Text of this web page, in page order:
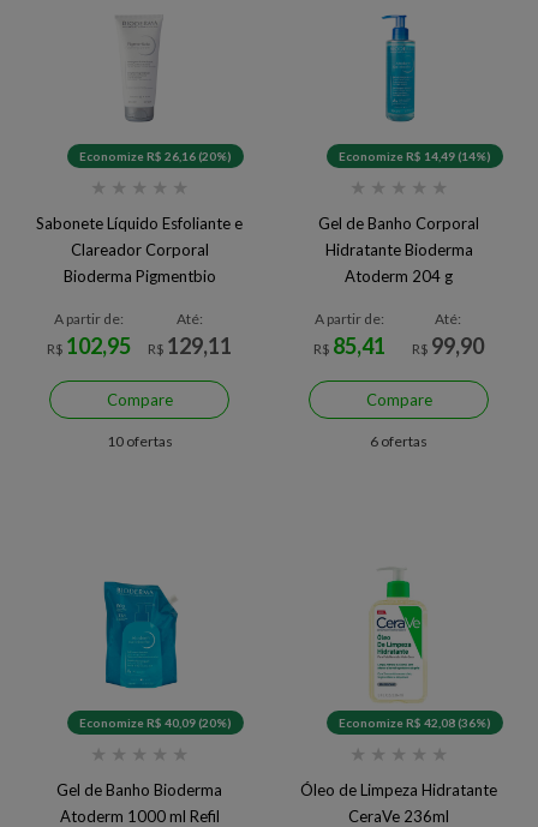
Economize R$ 26,16 (20%)
★ ★ ★ ★ ★
Sabonete Líquido Esfoliante e
Clareador Corporal
Bioderma Pigmentbio
A partir de:
R$ 102,95
Até:
R$ 129,11
Compare
10 ofertas
Economize R$ 14,49 (14%)
★ ★ ★ ★ ★
Gel de Banho Corporal
Hidratante Bioderma
Atoderm 204 g
A partir de:
R$ 85,41
Até:
R$ 99,90
Compare
6 ofertas
Economize R$ 40,09 (20%)
★ ★ ★ ★ ★
Gel de Banho Bioderma
Atoderm 1000 ml Refil
Economize R$ 42,08 (36%)
★ ★ ★ ★ ★
Óleo de Limpeza Hidratante
CeraVe 236ml